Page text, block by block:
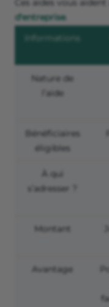
Ces aides vous
d'entreprise.
Informations
Nature de
l’aide
Bénéficiaires
éligibles
À qui
s’adresser ?
Montant
Avantage